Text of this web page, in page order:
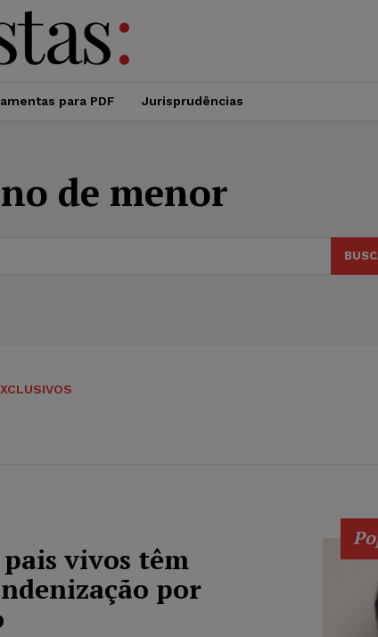
para PDF Jurisprudências
de menor
vivos têm
por